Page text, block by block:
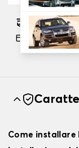
Consegna
Pagamento
di acquisto.
Come installare